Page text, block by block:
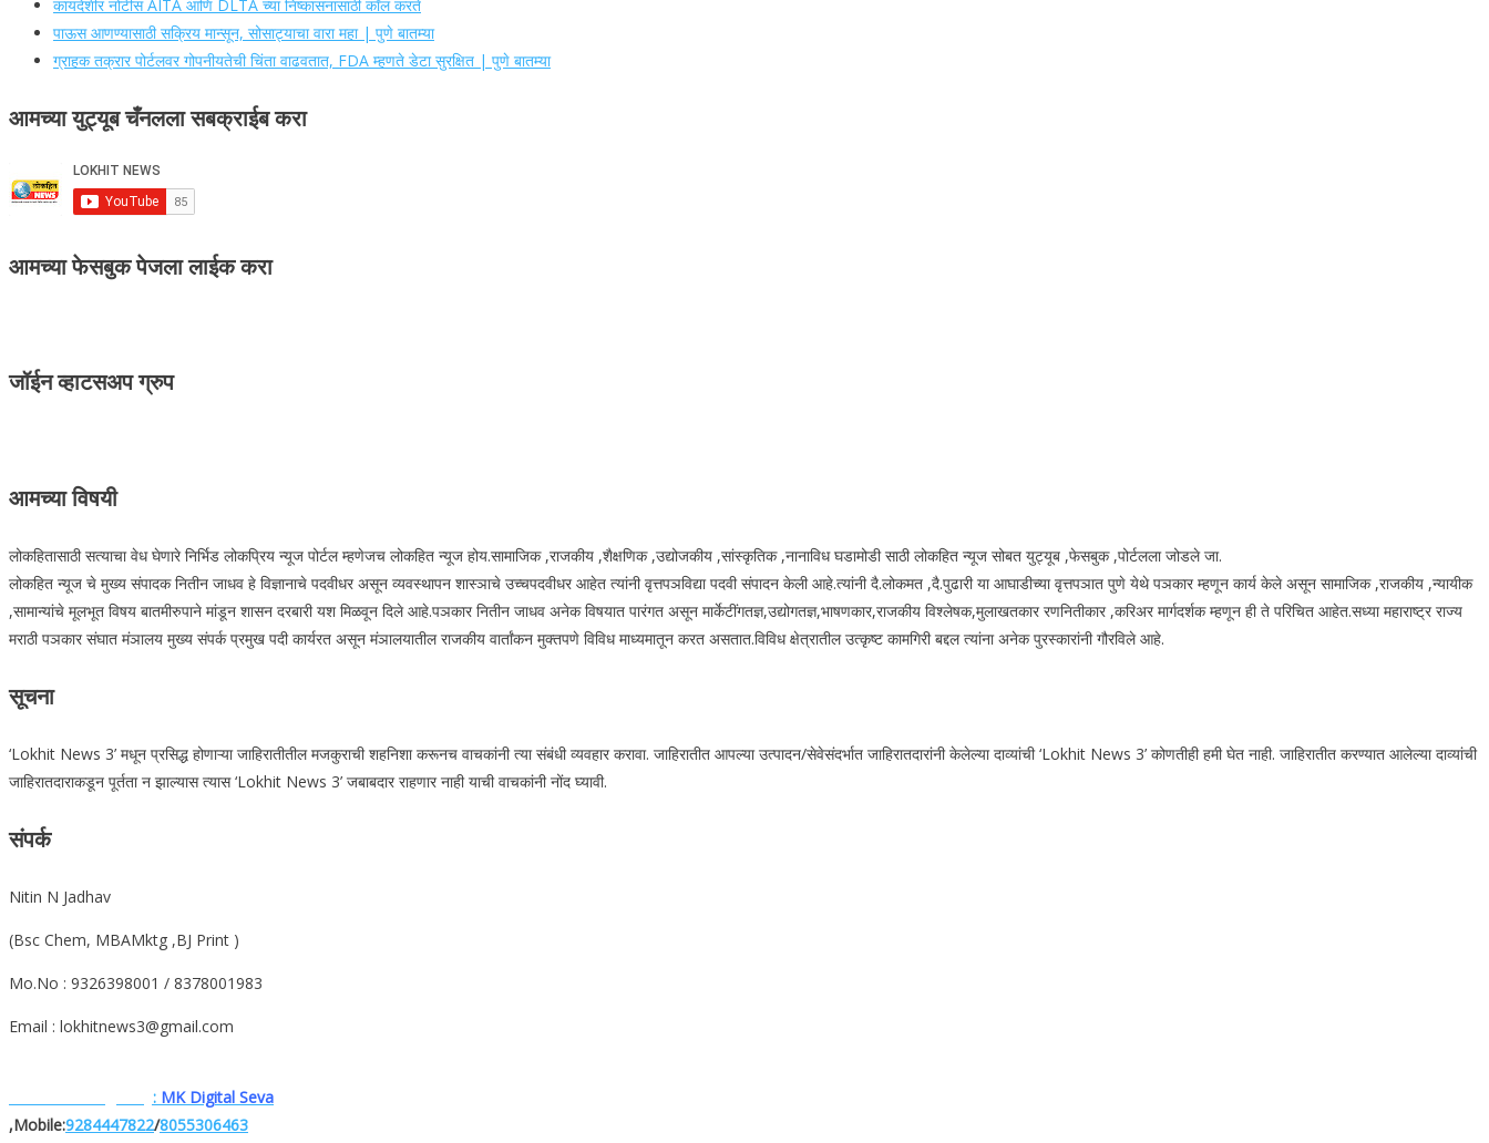
कायदेशीर नोटीस AITA आणि DLTA च्या निष्कासनासाठी कॉल करते
पाऊस आणण्यासाठी सक्रिय मान्सून, सोसाट्याचा वारा महा | पुणे बातम्या
ग्राहक तक्रार पोर्टलवर गोपनीयतेची चिंता वाढवतात, FDA म्हणते डेटा सुरक्षित | पुणे बातम्या
आमच्या युट्यूब चँनलला सबक्राईब करा
आमच्या फेसबुक पेजला लाईक करा
जॉईन व्हाटसअप ग्रुप
आमच्या विषयी
लोकहितासाठी सत्याचा वेध घेणारे निर्भिड लोकप्रिय न्यूज पोर्टल म्हणेजच लोकहित न्यूज होय.सामाजिक ,राजकीय ,शैक्षणिक ,उद्योजकीय ,सांस्कृतिक ,नानाविध घडामोडी साठी लोकहित न्यूज सोबत युट्यूब ,फेसबुक ,पोर्टलला जोडले जा.
लोकहित न्यूज चे मुख्य संपादक नितीन जाधव हे विज्ञानाचे पदवीधर असून व्यवस्थापन शास्ञाचे उच्चपदवीधर आहेत त्यांनी वृत्तपञविद्या पदवी संपादन केली आहे.त्यांनी दै.लोकमत ,दै.पुढारी या आघाडीच्या वृत्तपञात पुणे येथे पञकार म्हणून कार्य केले असून सामाजिक ,राजकीय ,न्यायीक
,सामान्यांचे मूलभूत विषय बातमीरुपाने मांडून शासन दरबारी यश मिळवून दिले आहे.पञकार नितीन जाधव अनेक विषयात पारंगत असून मार्केटींगतज्ञ,उद्योगतज्ञ,भाषणकार,राजकीय विश्लेषक,मुलाखतकार रणनितीकार ,करिअर मार्गदर्शक म्हणून ही ते परिचित आहेत.सध्या महाराष्ट्र राज्य
मराठी पञकार संघात मंञालय मुख्य संपर्क प्रमुख पदी कार्यरत असून मंञालयातील राजकीय वार्तांकन मुक्तपणे विविध माध्यमातून करत असतात.विविध क्षेत्रातील उत्कृष्ट कामगिरी बद्दल त्यांना अनेक पुरस्कारांनी गौरविले आहे.
सूचना
‘Lokhit News 3’ मधून प्रसिद्ध होणाऱ्या जाहिरातीतील मजकुराची शहनिशा करूनच वाचकांनी त्या संबंधी व्यवहार करावा. जाहिरातीत आपल्या उत्पादन/सेवेसंदर्भात जाहिरातदारांनी केलेल्या दाव्यांची ‘Lokhit News 3’ कोणतीही हमी घेत नाही. जाहिरातीत करण्यात आलेल्या दाव्यांची
जाहिरातदाराकडून पूर्तता न झाल्यास त्यास ‘Lokhit News 3’ जबाबदार राहणार नाही याची वाचकांनी नोंद घ्यावी.
संपर्क
Nitin N Jadhav
(Bsc Chem, MBAMktg ,BJ Print )
Mo.No : 9326398001 / 8378001983
Email : lokhitnews3@gmail.com
: MK Digital Seva
,Mobile:9284447822/8055306463